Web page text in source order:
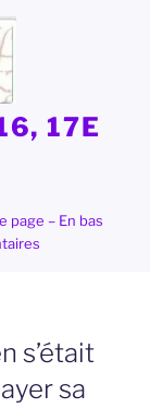
17E
page – En bas
s’était
sa